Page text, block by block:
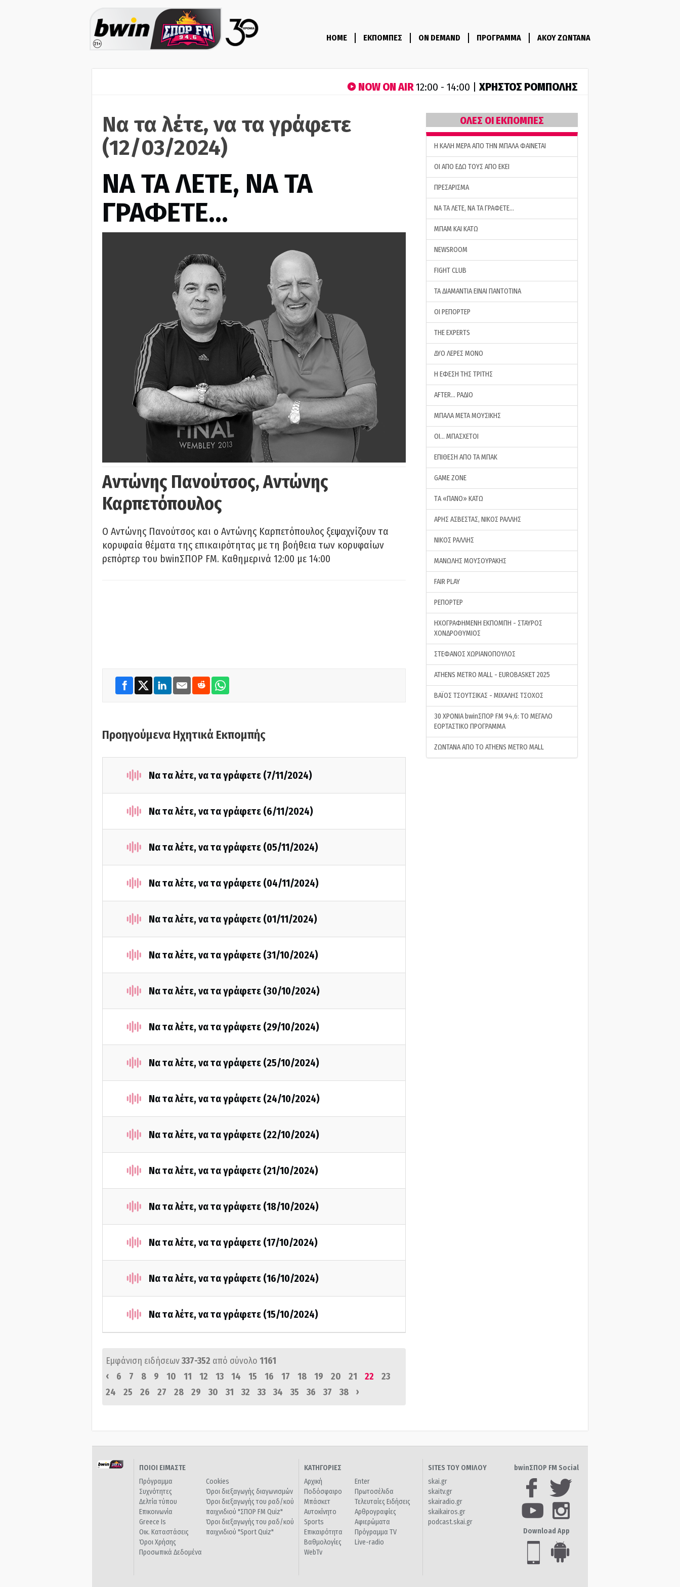
HOME ΕΚΠΟΜΠΕΣ ON DEMAND ΠΡΟΓΡΑΜΜΑ ΑΚΟΥ ΖΩΝΤΑΝΑ
NOW ON AIR12:00 - 14:00 | ΧΡΗΣΤΟΣ ΡΟΜΠΟΛΗΣ
Να τα λέτε, να τα γράφετε
(12/03/2024)
ΝΑ ΤΑ ΛΕΤΕ, ΝΑ ΤΑ
ΓΡΑΦΕΤΕ…
Αντώνης Πανούτσος, Αντώνης
Καρπετόπουλος
Ο Αντώνης Πανούτσος και ο Αντώνης Καρπετόπουλος ξεψαχνίζουν τα
κορυφαία θέματα της επικαιρότητας με τη βοήθεια των κορυφαίων
ρεπόρτερ του bwinΣΠΟΡ FM. Καθημερινά 12:00 με 14:00
Προηγούμενα Ηχητικά Εκπομπής
Να τα λέτε, να τα γράφετε (7/11/2024)
Να τα λέτε, να τα γράφετε (6/11/2024)
Να τα λέτε, να τα γράφετε (05/11/2024)
Να τα λέτε, να τα γράφετε (04/11/2024)
Να τα λέτε, να τα γράφετε (01/11/2024)
Να τα λέτε, να τα γράφετε (31/10/2024)
Να τα λέτε, να τα γράφετε (30/10/2024)
Να τα λέτε, να τα γράφετε (29/10/2024)
Να τα λέτε, να τα γράφετε (25/10/2024)
Να τα λέτε, να τα γράφετε (24/10/2024)
Να τα λέτε, να τα γράφετε (22/10/2024)
Να τα λέτε, να τα γράφετε (21/10/2024)
Να τα λέτε, να τα γράφετε (18/10/2024)
Να τα λέτε, να τα γράφετε (17/10/2024)
Να τα λέτε, να τα γράφετε (16/10/2024)
Να τα λέτε, να τα γράφετε (15/10/2024)
Εμφάνιση ειδήσεων337-352 από σύνολο 1161
‹
6 7 8 9 10 11 12 13 14 15 16 17 18 19 20 21 22
23
24
25 26 27 28 29 30 31 32 33 34 35 36 37 38 ›
ΟΛΕΣ ΟΙ ΕΚΠΟΜΠΕΣ
H ΚΑΛΗ ΜΕΡΑ ΑΠΟ ΤΗΝ ΜΠΑΛΑ ΦΑΙΝΕΤΑΙ
ΟΙ ΑΠΟ ΕΔΩ ΤΟΥΣ ΑΠΟ ΕΚΕΙ
ΠΡΕΣΑΡΙΣΜΑ
ΝΑ ΤΑ ΛΕΤΕ, ΝΑ ΤΑ ΓΡΑΦΕΤΕ…
ΜΠΑΜ ΚΑΙ ΚΑΤΩ
NEWSROOM
FIGHT CLUB
ΤΑ ΔΙΑΜΑΝΤΙΑ ΕΙΝΑΙ ΠΑΝΤΟΤΙΝΑ
ΟΙ ΡΕΠΟΡΤΕΡ
THE EXPERTS
ΔΥΟ ΛΕΡΕΣ ΜΟΝΟ
Η ΕΦΕΣΗ ΤΗΣ ΤΡΙΤΗΣ
AFTER… ΡΑΔΙΟ
ΜΠΑΛΑ ΜΕΤΑ ΜΟΥΣΙΚΗΣ
ΟΙ… ΜΠΑΣΧΕΤΟΙ
ΕΠΙΘΕΣΗ ΑΠΟ ΤΑ ΜΠΑΚ
GAME ZONE
ΤA «ΠΑΝΟ» ΚΑΤΩ
ΑΡΗΣ ΑΣΒΕΣΤΑΣ, ΝΙΚΟΣ ΡΑΛΛΗΣ
ΝΙΚΟΣ ΡΑΛΛΗΣ
ΜΑΝΩΛΗΣ ΜΟΥΣΟΥΡΑΚΗΣ
FAIR PLAY
ΡΕΠΟΡΤΕΡ
ΗΧΟΓΡΑΦΗΜΕΝΗ ΕΚΠΟΜΠΗ - ΣΤΑΥΡΟΣ
ΧΟΝΔΡΟΘΥΜΙΟΣ
ΣΤΕΦΑΝΟΣ ΧΩΡΙΑΝΟΠΟΥΛΟΣ
ATHENS METRO MALL - EUROBASKET 2025
ΒΑΪΟΣ ΤΣΟΥΤΣΙΚΑΣ - ΜΙΧΑΛΗΣ ΤΣΟΧΟΣ
30 ΧΡΟΝΙΑ bwinΣΠΟΡ FM 94,6: ΤΟ ΜΕΓΑΛΟ
ΕΟΡΤΑΣΤΙΚΟ ΠΡΟΓΡΑΜΜΑ
ΖΩΝΤΑΝΑ ΑΠΟ ΤΟ ATHENS METRO MALL
ΠΟΙΟΙ ΕΙΜΑΣΤΕ
Πρόγραμμα
Συχνότητες
Δελτία τύπου
Επικοινωνία
Greece Is
Οικ. Καταστάσεις
Όροι Χρήσης
Προσωπικά Δεδομένα
Cookies
Όροι διεξαγωγής διαγωνισμών
Όροι διεξαγωγής του ραδ/κού
παιχνιδιού "ΣΠΟΡ FM Quiz"
Όροι διεξαγωγής του ραδ/κού
παιχνιδιού "Sport Quiz"
ΚΑΤΗΓΟΡΙΕΣ
Αρχική
Ποδόσφαιρο
Μπάσκετ
Αυτοκίνητο
Sports
Επικαιρότητα
Βαθμολογίες
WebTv
Enter
Πρωτοσέλιδα
Τελευταίες Ειδήσεις
Αρθρογραφίες
Αφιερώματα
Πρόγραμμα TV
Live-radio
SITES ΤΟΥ ΟΜΙΛΟΥ
skai.gr
skaitv.gr
skairadio.gr
skaikairos.gr
podcast.skai.gr
bwinΣΠΟΡ FM Social
Download App